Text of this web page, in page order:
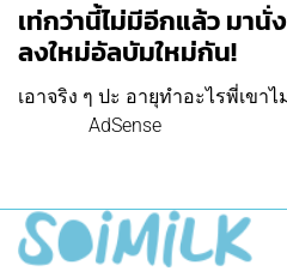
เท่กว่านี้ไม่มีอีกแล้ว มานั่
ลงใหม่อัลบัมใหม่กัน!
เอาจริง ๆ ปะ อายุทำอะไรพี่เขาไ
AdSense